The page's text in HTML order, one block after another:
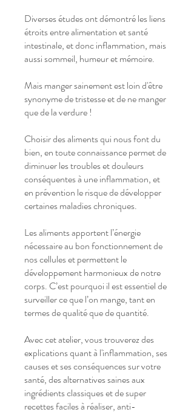
Diverses études ont démontré les liens
étroits entre alimentation et santé
intestinale, et donc inflammation, mais
aussi sommeil, humeur et mémoire.
Mais manger sainement est loin d'être
synonyme de tristesse et de ne manger
que de la verdure !
Choisir des aliments qui nous font du
bien, en toute connaissance permet de
diminuer les troubles et douleurs
conséquentes à une inflammation, et
en prévention le risque de développer
certaines maladies chroniques.
Les aliments apportent l’énergie
nécessaire au bon fonctionnement de
nos cellules et permettent le
développement harmonieux de notre
corps. C’est pourquoi il est essentiel de
surveiller ce que l’on mange, tant en
termes de qualité que de quantité.
Avec cet atelier, vous trouverez des
explications quant à l'inflammation, ses
causes et ses conséquences sur votre
santé, des alternatives saines aux
ingrédients classiques et de super
recettes faciles à réaliser, anti-